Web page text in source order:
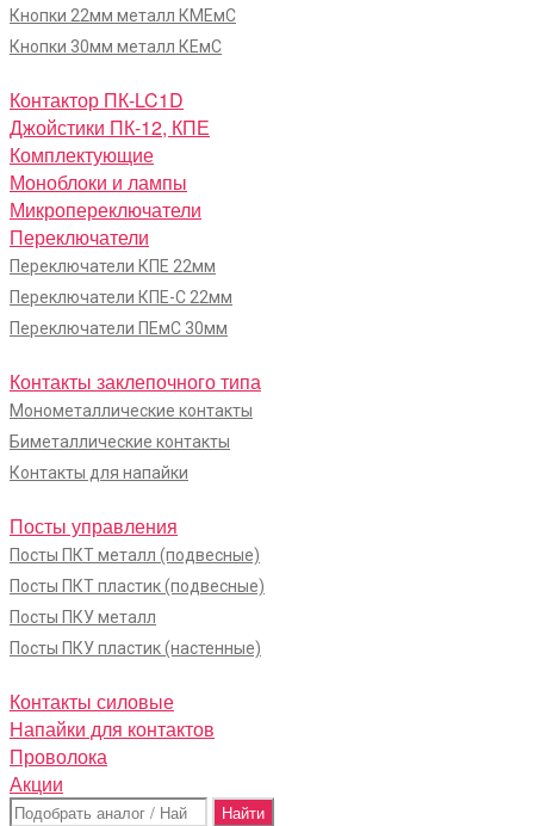
Кнопки 22мм металл КМЕмС
Кнопки 30мм металл КЕмС
Контактор ПК-LC1D
Джойстики ПК-12, КПЕ
Комплектующие
Моноблоки и лампы
Микропереключатели
Переключатели
Переключатели КПЕ 22мм
Переключатели КПЕ-С 22мм
Переключатели ПЕмС 30мм
Контакты заклепочного типа
Монометаллические контакты
Биметаллические контакты
Контакты для напайки
Посты управления
Посты ПКТ металл (подвесные)
Посты ПКТ пластик (подвесные)
Посты ПКУ металл
Посты ПКУ пластик (настенные)
Контакты силовые
Напайки для контактов
Проволока
Акции
Поиск: